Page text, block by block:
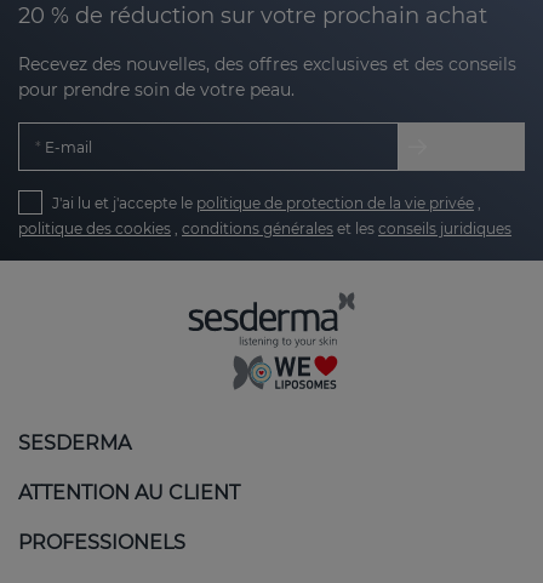
20 % de réduction sur votre prochain achat
Recevez des nouvelles, des offres exclusives et des conseils
pour prendre soin de votre peau.
E-mail
J'ai lu et j'accepte le politique de protection de la vie privée
politique des cookies conditions générales et les conseils juridiques
SESDERMA
ATTENTION AU CLIENT
PROFESSIONELS